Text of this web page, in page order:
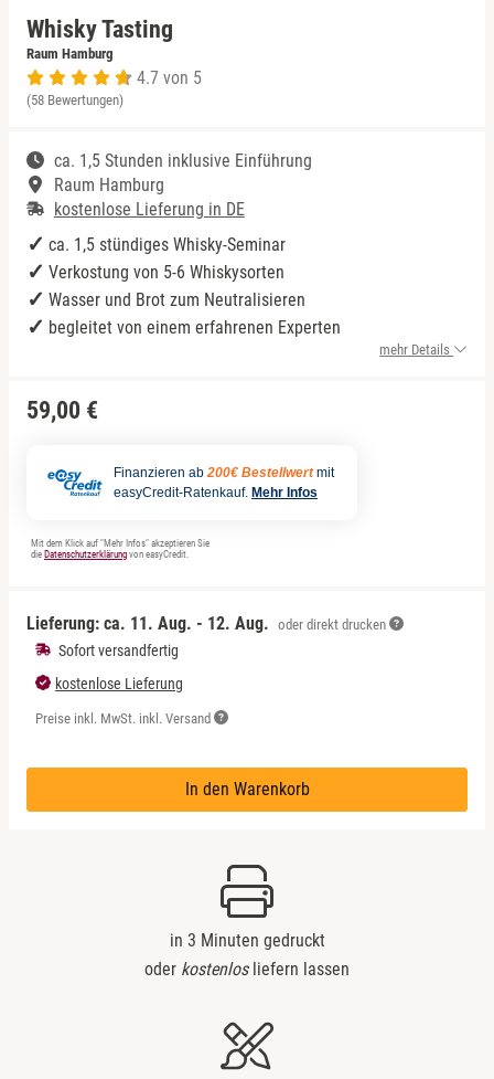
Whisky Tasting
Raum Hamburg
4.7 von 5
(58 Bewertungen)
ca. 1,5 Stunden inklusive Einführung
Raum Hamburg
kostenlose Lieferung in DE
ca. 1,5 stündiges Whisky-Seminar
Verkostung von 5-6 Whiskysorten
Wasser und Brot zum Neutralisieren
begleitet von einem erfahrenen Experten
mehr Details
59,00 €
Finanzieren ab 200€ Bestellwert mit
easyCredit-Ratenkauf. Mehr Infos
Mit dem Klick auf "Mehr Infos" akzeptieren Sie
die Datenschutzerklärung von easyCredit.
Lieferung: ca. 11. Aug. - 12. Aug. oder direkt drucken
Sofort versandfertig
kostenlose Lieferung
Preise inkl. MwSt. inkl. Versand
In den Warenkorb
in 3 Minuten gedruckt
oder kostenlosliefern lassen
Niedersachsen
NRW
Rheinland-Pfalz
Saarland
Sachsen
Sachsen-Anhalt
Rum Tasting
Schokolade
Sekt Tasting
Tequila
Wein Tasting
Whisky Tasting